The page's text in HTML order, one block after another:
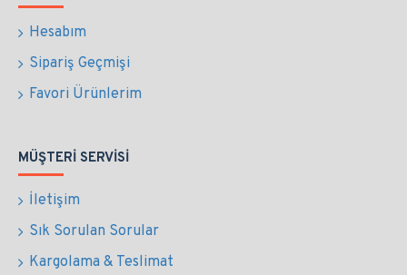
Hesabım
Sipariş Geçmişi
Favori Ürünlerim
MÜŞTERI SERVISI
İletişim
Sık Sorulan Sorular
Kargolama & Teslimat